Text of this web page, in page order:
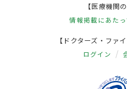
【医療機関の
情報掲載にあたっ
【ドクターズ・ファ
ログイン